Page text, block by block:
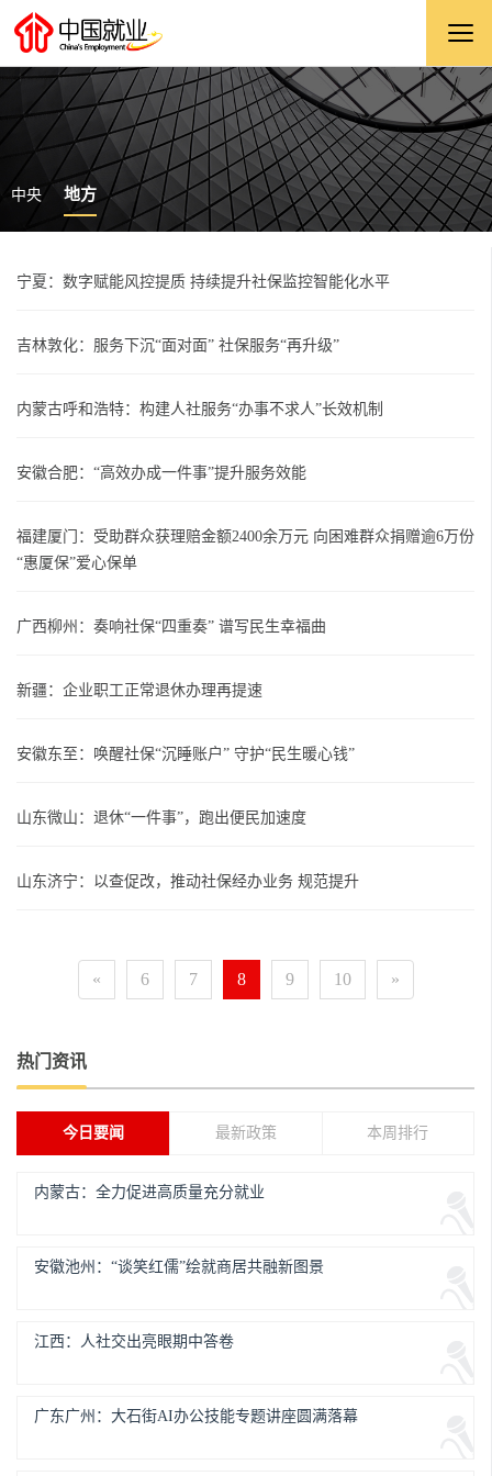
中央 地方
宁夏：数字赋能风控提质 持续提升社保监控智能化水平
吉林敦化：服务下沉“面对面” 社保服务“再升级”
内蒙古呼和浩特：构建人社服务“办事不求人”长效机制
安徽合肥：“高效办成一件事”提升服务效能
福建厦门：受助群众获理赔金额2400余万元 向困难群众捐赠逾6万份
“惠厦保”爱心保单
广西柳州：奏响社保“四重奏” 谱写民生幸福曲
新疆：企业职工正常退休办理再提速
安徽东至：唤醒社保“沉睡账户” 守护“民生暖心钱”
山东微山：退休“一件事”，跑出便民加速度
山东济宁：以查促改，推动社保经办业务 规范提升
« 6 7 8 9 10 »
热门资讯
今日要闻 最新政策 本周排行
内蒙古：全力促进高质量充分就业
安徽池州：“谈笑红儒”绘就商居共融新图景
江西：人社交出亮眼期中答卷
广东广州：大石街AI办公技能专题讲座圆满落幕